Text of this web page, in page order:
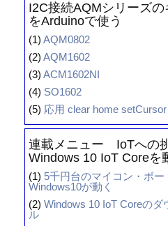
I2C接続AQMシリーズ
をArduinoで使う
(1) AQM0802
(2) AQM1602
(3) ACM1602NI
(4) SO1602
(5) 応用 clear home setCursor
連載メニュー IoTへの
Windows 10 IoT Coreを
(1) 5千円台のマイコン・ボ
Windows10が動く
(2) Windows 10 IoT Coreの
ル